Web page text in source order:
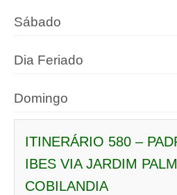
Sábado
Dia Feriado
Domingo
ITINERÁRIO 580 –
IBES VIA JARDIM
COBILANDIA